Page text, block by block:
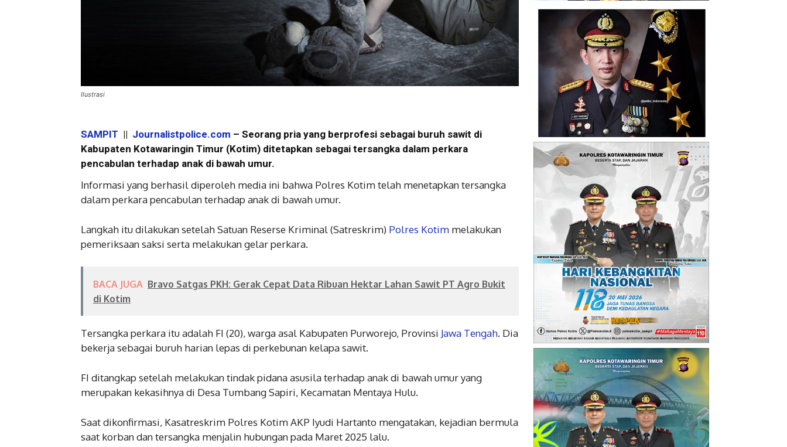
Ilustrasi
SAMPIT || Journalistpolice.com – Seorang pria yang berprofesi sebagai buruh sawit di
Kabupaten Kotawaringin Timur (Kotim) ditetapkan sebagai tersangka dalam perkara
pencabulan terhadap anak di bawah umur.
Informasi yang berhasil diperoleh media ini bahwa Polres Kotim telah menetapkan tersangka
dalam perkara pencabulan terhadap anak di bawah umur.
Langkah itu dilakukan setelah Satuan Reserse Kriminal (Satreskrim) Polres Kotim melakukan
pemeriksaan saksi serta melakukan gelar perkara.
BACA JUGA Bravo Satgas PKH: Gerak Cepat Data Ribuan Hektar Lahan Sawit PT Agro Bukit
di Kotim
Tersangka perkara itu adalah FI (20), warga asal Kabupaten Purworejo, Provinsi Jawa Tengah. Dia
bekerja sebagai buruh harian lepas di perkebunan kelapa sawit.
FI ditangkap setelah melakukan tindak pidana asusila terhadap anak di bawah umur yang
merupakan kekasihnya di Desa Tumbang Sapiri, Kecamatan Mentaya Hulu.
Saat dikonfirmasi, Kasatreskrim Polres Kotim AKP Iyudi Hartanto mengatakan, kejadian bermula
saat korban dan tersangka menjalin hubungan pada Maret 2025 lalu.